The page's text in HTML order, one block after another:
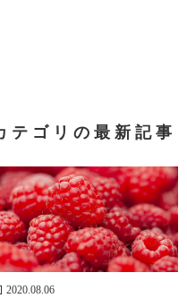
テゴリの最新記事
2020.08.06